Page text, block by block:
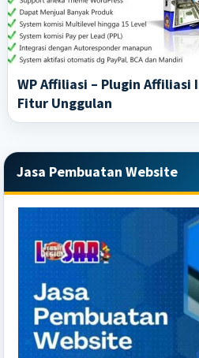
WP Affiliasi – Plugin Affiliasi
Fitur Unggulan
Primary
Sidebar
Jasa Pembuatan Website